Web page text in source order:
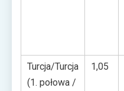
Turcja/Turcja
(1. połowa /
1,05